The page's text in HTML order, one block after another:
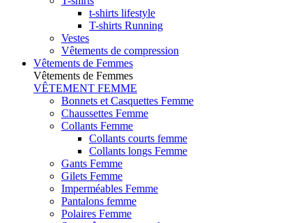
t-shirts lifestyle
T-shirts Running
Vestes
Vêtements de compression
Vêtements de Femmes
Vêtements de Femmes
VÊTEMENT FEMME
Bonnets et Casquettes Femme
Chaussettes Femme
Collants Femme
Collants courts femme
Collants longs Femme
Gants Femme
Gilets Femme
Imperméables Femme
Pantalons femme
Polaires Femme